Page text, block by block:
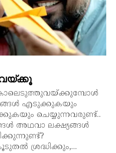
എടുക്കുകയും
ചെയ്യുന്നവരുണ്ട്..
അഥവാ ലക്ഷ്യങ്ങൾ
ശ്രദ്ധിക്കും,...